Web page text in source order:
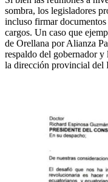
sombra, los legisladores
incluso firmar
cargos. Un caso que
de Orellana por Alianza
respaldo del gobernador
la dirección provincial del